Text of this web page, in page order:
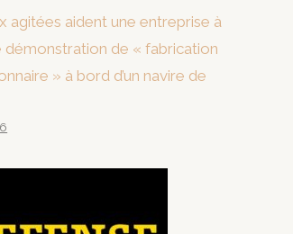
agitées aident une entreprise à
démonstration de « fabrication
» à bord d’un navire de